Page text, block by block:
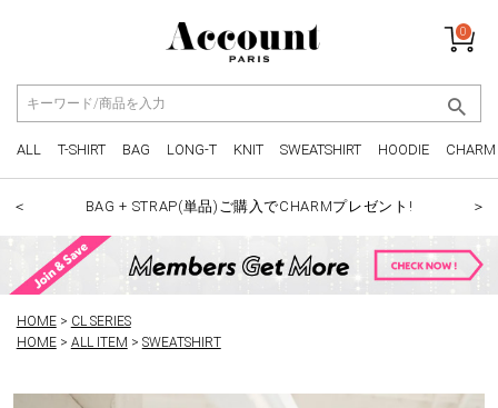
0
ALL T-SHIRT BAG LONG-T KNIT SWEATSHIRT HOODIE CHARM
＜ BAG + STRAP(単品)ご購入でCHARMプレゼント! ＞
HOME
CL SERIES
HOME
ALL ITEM SWEATSHIRT